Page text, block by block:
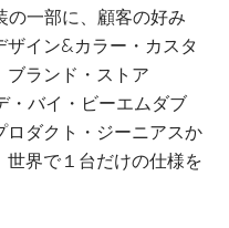
の一部に、顧客の好み
イン&カラー・カスタ
ブランド・ストア
・バイ・ビーエムダブ
ロダクト・ジーニアスか
界で１台だけの仕様を